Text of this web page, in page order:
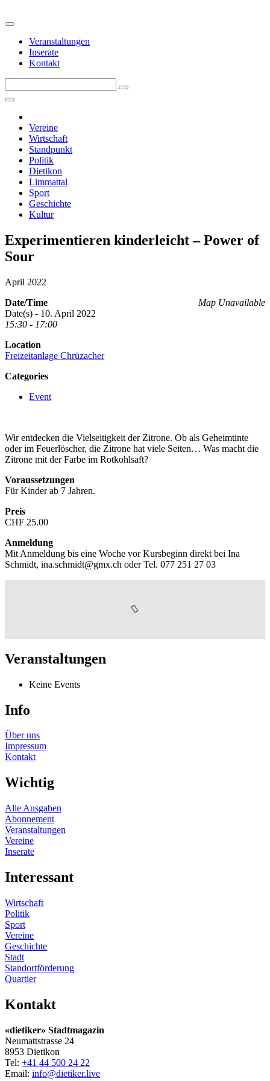
Veranstaltungen
Inserate
Kontakt
Vereine
Wirtschaft
Standpunkt
Politik
Dietikon
Limmattal
Sport
Geschichte
Kultur
Experimentieren kinderleicht – Power of
Sour
April 2022
Map Unavailable
Date/Time
Date(s) - 10. April 2022
15:30 - 17:00
Location
Freizeitanlage Chrüzacher
Categories
Event
Wir entdecken die Vielseitigkeit der Zitrone. Ob als Geheimtinte
oder im Feuerlöscher, die Zitrone hat viele Seiten… Was macht die
Zitrone mit der Farbe im Rotkohlsaft?
Voraussetzungen
Für Kinder ab 7 Jahren.
Preis
CHF 25.00
Anmeldung
Mit Anmeldung bis eine Woche vor Kursbeginn direkt bei Ina
Schmidt, ina.schmidt@gmx.ch oder Tel. 077 251 27 03
Veranstaltungen
Keine Events
Info
Über uns
Impressum
Kontakt
Wichtig
Alle Ausgaben
Abonnement
Veranstaltungen
Vereine
Inserate
Interessant
Wirtschaft
Politik
Sport
Vereine
Geschichte
Stadt
Standortförderung
Quartier
Kontakt
«dietiker» Stadtmagazin
Neumattstrasse 24
8953 Dietikon
Tel: +41 44 500 24 22
Email: info@dietiker.live